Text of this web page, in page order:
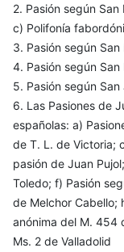
2. Pasión según
c) Polifonía
3. Pasión según San
4. Pasión según San
5. Pasión según San
6. Las Pasiones de
españolas: a)
de T. L. de Victoria;
pasión de Juan
Toledo; f) Pasión
de Melchor Cabello;
anónima del M. 454
Ms. 2 de Valladolid